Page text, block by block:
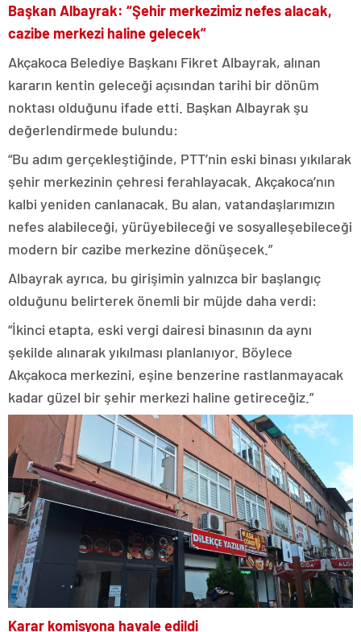
Başkan Albayrak: “Şehir merkezimiz nefes alacak,
cazibe merkezi haline gelecek”
Akçakoca Belediye Başkanı Fikret Albayrak, alınan
kararın kentin geleceği açısından tarihi bir dönüm
noktası olduğunu ifade etti. Başkan Albayrak şu
değerlendirmede bulundu:
“Bu adım gerçekleştiğinde, PTT’nin eski binası yıkılarak
şehir merkezinin çehresi ferahlayacak. Akçakoca’nın
kalbi yeniden canlanacak. Bu alan, vatandaşlarımızın
nefes alabileceği, yürüyebileceği ve sosyalleşebileceği
modern bir cazibe merkezine dönüşecek.”
Albayrak ayrıca, bu girişimin yalnızca bir başlangıç
olduğunu belirterek önemli bir müjde daha verdi:
“İkinci etapta, eski vergi dairesi binasının da aynı
şekilde alınarak yıkılması planlanıyor. Böylece
Akçakoca merkezini, eşine benzerine rastlanmayacak
kadar güzel bir şehir merkezi haline getireceğiz.”
Karar komisyona havale edildi